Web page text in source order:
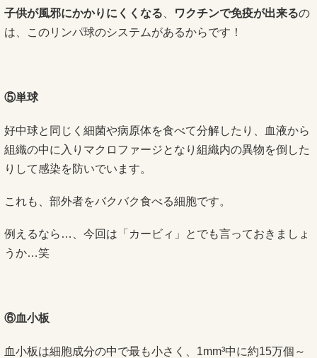
子供が風邪にかかりにくくなる ワクチンで免疫が出来るの
は、このリンパ球のシステムがあるからです！
⑤単球
好中球と同じく細菌や病原体を食べて分解したり、血液から
組織の中に入りマクロファージとなり組織内の異物を倒した
りして感染を防いでいます。
これも、部外者をバクバク食べる細胞です。
例えるなら…、今回は「カービィ」とでも言っておきましょ
うか…笑
⑥血小板
血小板は細胞成分の中で最も小さく、1mm³中に約15万個～